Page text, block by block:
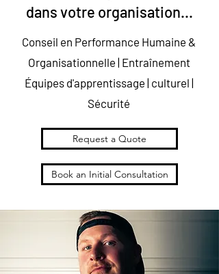
dans votre organisation...
Conseil en Performance Humaine &
Organisationnelle | Entraînement
Équipes d'apprentissage | culturel |
Sécurité
Request a Quote
Book an Initial Consultation